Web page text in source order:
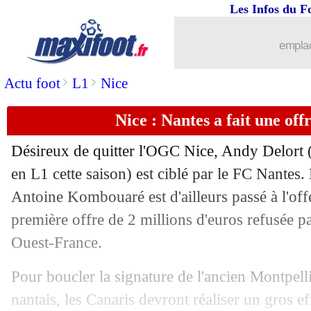
Actu foot> L1 > Nice
Les Infos du
Nice : Nantes a fait une
Désireux de quitter l'OGC Nice, Andy Delort
en L1 cette saison) est ciblé par le FC
Antoine Kombouaré est d'ailleurs passé à
première offre de 2 millions d'euros refusée
Ouest-France.
Pour boucler la signature de l'ancien
nantais, les Canaris devront réaliser un gros
: Sarabia vendu pour moins de
13/01 Nantes: Bamba attendu à Saint-
13/01 Justice: Mendy reconnu non-
13/01 PSG : c'est très calme pour Navas
Nantes : une longue absence pour
13/01 OM: Guendouzi, Villa va lancer
OM : Bailly encore suspendu contre